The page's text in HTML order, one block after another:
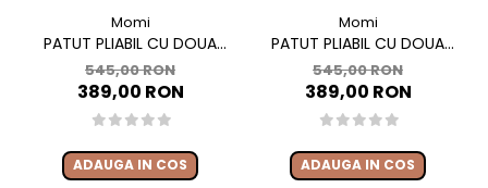
Momi
PATUT PLIABIL CU DOUA
NIVELE SI MASUTA DE
INFASAT, 60X120 CM, MOMI,
BELOVE PLUS - GREEN
545,00 RON
389,00 RON
ADAUGA IN COS
Momi
PATUT PLIABIL CU DOUA
NIVELE SI MASUTA DE
INFASAT, 60X120 CM, MOMI,
BELOVE PLUS -BEIGE
545,00 RON
389,00 RON
ADAUGA IN COS